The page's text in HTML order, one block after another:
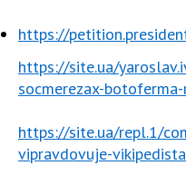
https://
https://site.ua/
socmerezax-
https://site.ua/repl.1/
vipravdovuje-